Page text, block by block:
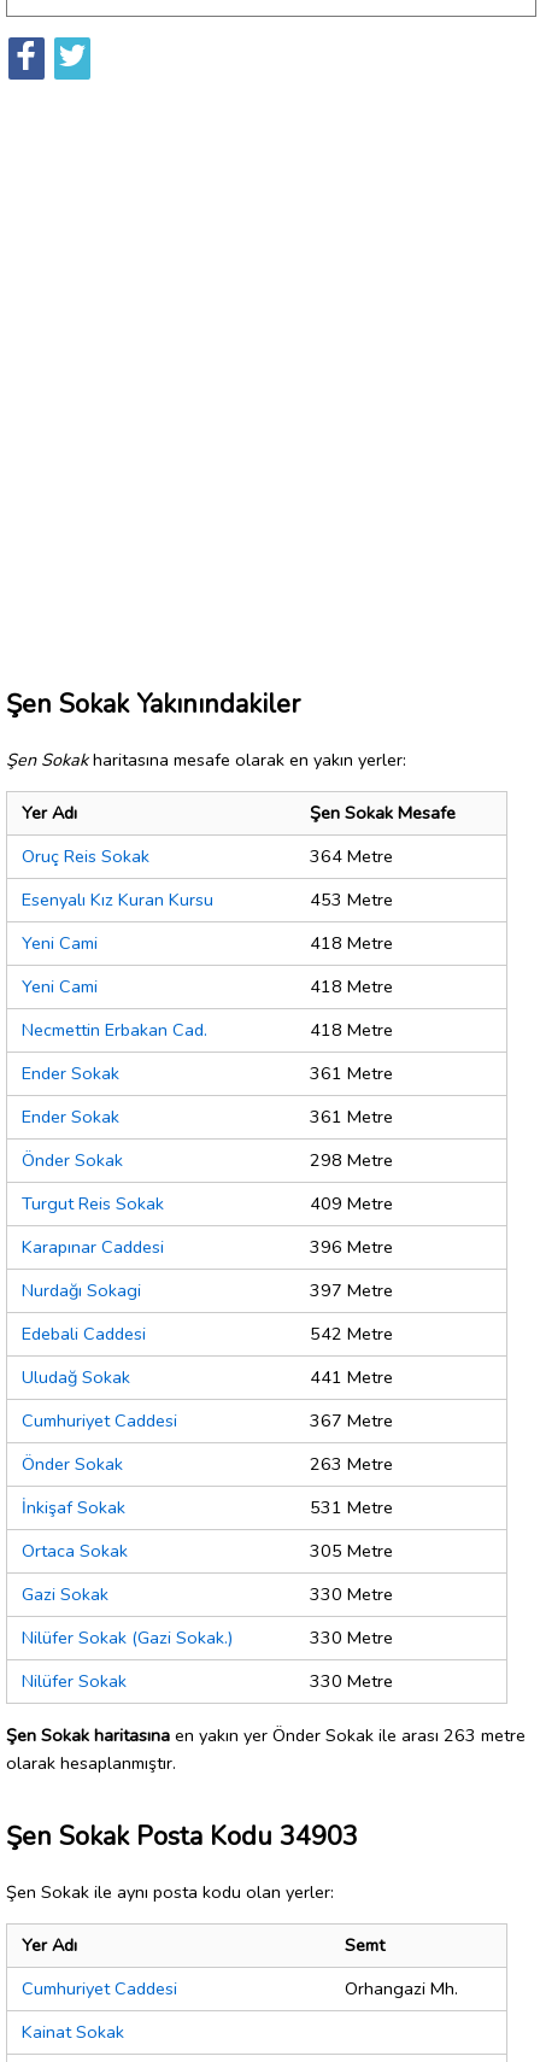
Şen Sokak Yakınındakiler
Şen Sokakharitasına mesafe olarak en yakın yerler:
Yer Adı
Şen Sokak Mesafe
Oruç Reis Sokak
364 Metre
Esenyalı Kız Kuran Kursu
453 Metre
Yeni Cami
418 Metre
Yeni Cami
418 Metre
Necmettin Erbakan Cad.
418 Metre
Ender Sokak
361 Metre
Ender Sokak
361 Metre
Önder Sokak
298 Metre
Turgut Reis Sokak
409 Metre
Karapınar Caddesi
396 Metre
Nurdağı Sokagi
397 Metre
Edebali Caddesi
542 Metre
Uludağ Sokak
441 Metre
Cumhuriyet Caddesi
367 Metre
Önder Sokak
263 Metre
İnkişaf Sokak
531 Metre
Ortaca Sokak
305 Metre
Gazi Sokak
330 Metre
Nilüfer Sokak (Gazi Sokak.)
330 Metre
Nilüfer Sokak
330 Metre
Şen Sokak haritasına en yakın yer Önder Sokak ile arası 263 metre
olarak hesaplanmıştır.
Şen Sokak Posta Kodu 34903
Şen Sokak ile aynı posta kodu olan yerler:
Yer Adı
Semt
Cumhuriyet Caddesi
Orhangazi Mh.
Kainat Sokak